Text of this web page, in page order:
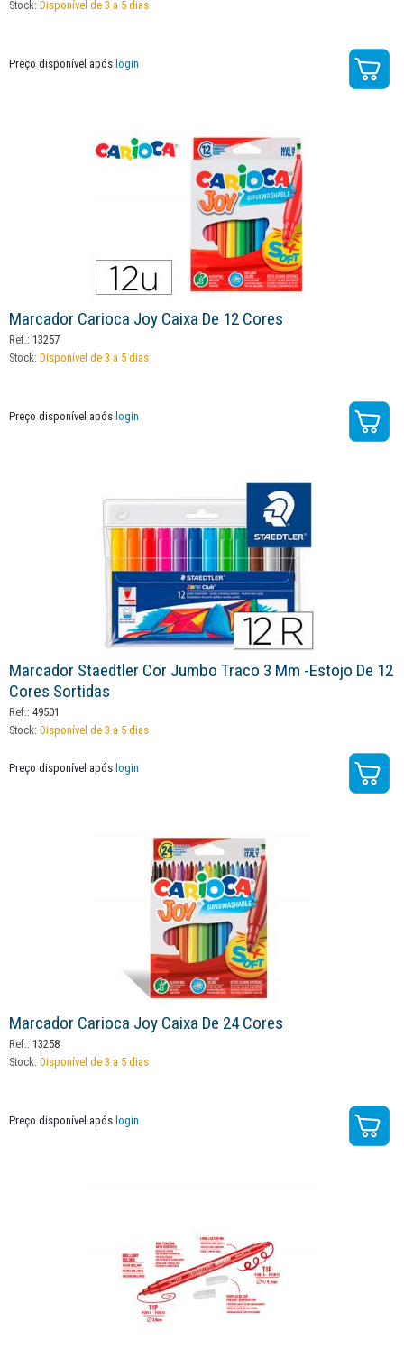
Stock: Disponível de 3 a 5 dias
Preço disponível após login
Marcador Carioca Joy Caixa De 12 Cores
Ref.: 13257
Stock: Disponível de 3 a 5 dias
Preço disponível após login
Marcador Staedtler Cor Jumbo Traco 3 Mm -estojo De 12
Cores Sortidas
Ref.: 49501
Stock: Disponível de 3 a 5 dias
Preço disponível após login
Marcador Carioca Joy Caixa De 24 Cores
Ref.: 13258
Stock: Disponível de 3 a 5 dias
Preço disponível após login